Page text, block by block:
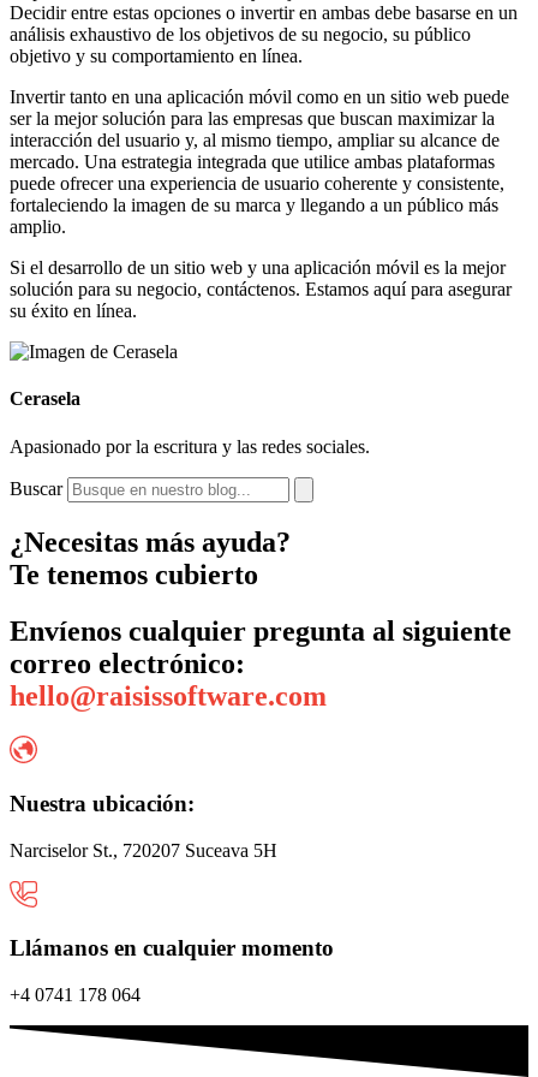
Decidir entre estas opciones o invertir en ambas debe basarse en un
análisis exhaustivo de los objetivos de su negocio, su público
objetivo y su comportamiento en línea.
Invertir tanto en una aplicación móvil como en un sitio web puede
ser la mejor solución para las empresas que buscan maximizar la
interacción del usuario y, al mismo tiempo, ampliar su alcance de
mercado. Una estrategia integrada que utilice ambas plataformas
puede ofrecer una experiencia de usuario coherente y consistente,
fortaleciendo la imagen de su marca y llegando a un público más
amplio.
Si el desarrollo de un sitio web y una aplicación móvil es la mejor
solución para su negocio, contáctenos. Estamos aquí para asegurar
su éxito en línea.
Cerasela
Apasionado por la escritura y las redes sociales.
Buscar
¿Necesitas más ayuda?
Te tenemos cubierto
Envíenos cualquier pregunta al siguiente
correo electrónico:
hello@raisissoftware.com
Nuestra ubicación:
Narciselor St., 720207 Suceava 5H
Llámanos en cualquier momento
+4 0741 178 064